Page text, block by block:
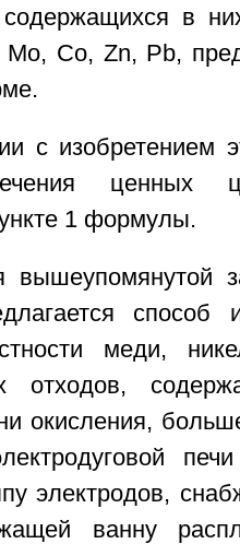
в
Co, Zn, Pb,
с изобретением
ценных
1 формулы.
вышеупомянутой
способ
меди,
отходов,
окисления,
электродов,
ванну